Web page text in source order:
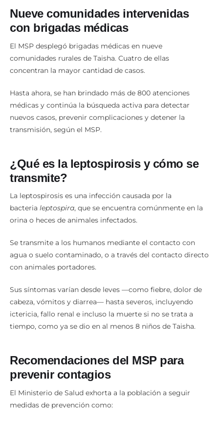
con brigadas médicas
El MSP desplegó brigadas médicas en nueve
comunidades rurales de Taisha. Cuatro de ellas
concentran la mayor cantidad de casos.
médicas y continúa la búsqueda activa para detectar
nuevos casos, prevenir complicaciones y detener la
transmisión, según el MSP.
transmite?
La leptospirosis es una infección causada por la
bacterialeptospira , que se encuentra comúnmente en la
orina o heces de animales infectados.
agua o suelo contaminado, o a través del contacto directo
con animales portadores.
cabeza, vómitos y diarrea— hasta severos, incluyendo
ictericia, fallo renal e incluso la muerte si no se trata a
tiempo, como ya se dio en al menos 8 niños de Taisha.
prevenir contagios
El Ministerio de Salud exhorta a la población a seguir
medidas de prevención como: